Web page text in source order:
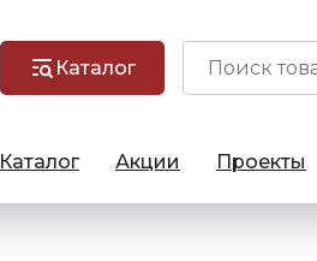
Каталог
Каталог Акции Проекты